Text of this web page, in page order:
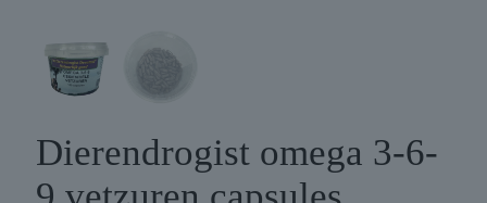
Dierendrogist omega 3-6-